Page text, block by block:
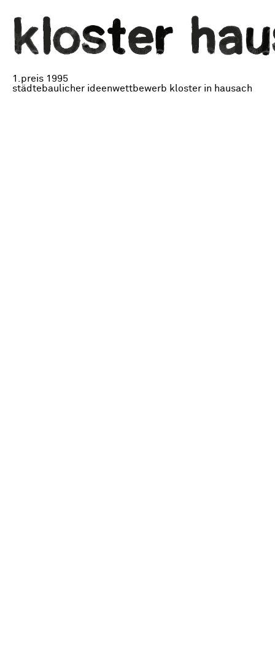
1.preis 1995
städtebaulicher ideenwettbewerb kloster in hausach